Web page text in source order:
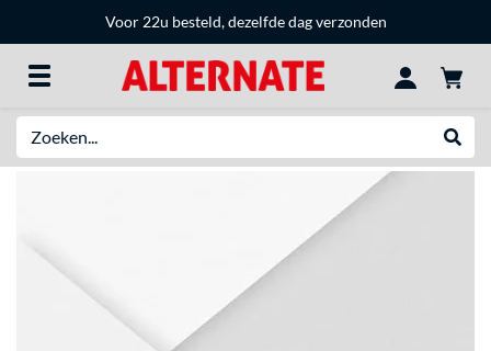
Voor 22u besteld, dezelfde dag verzonden